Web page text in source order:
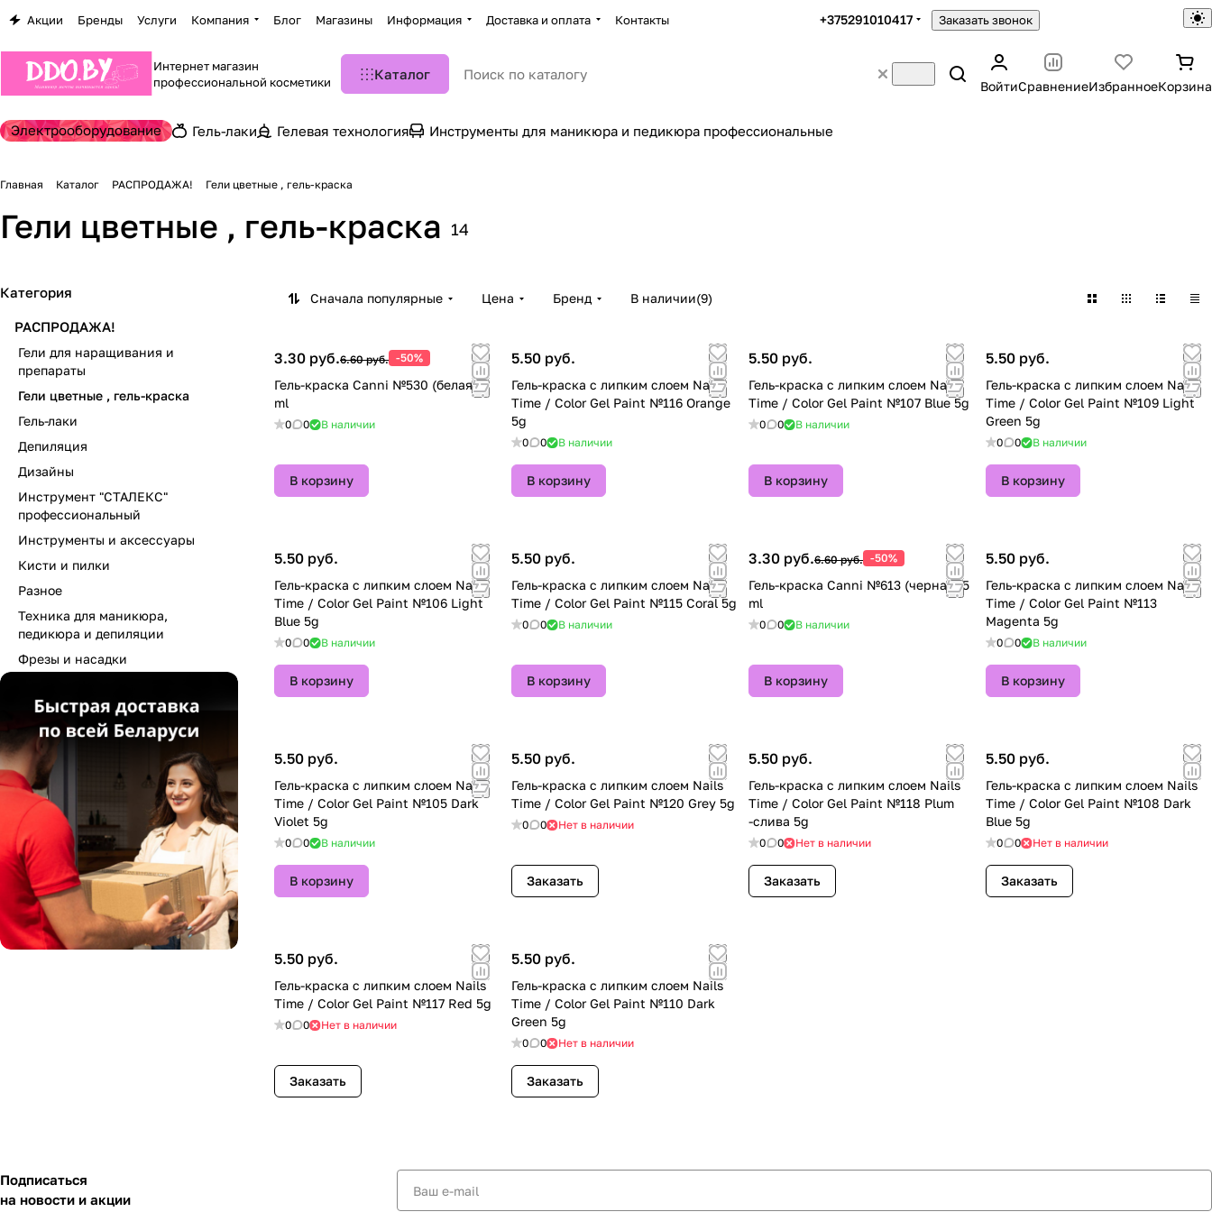
Акции Бренды Услуги Компания Блог Магазины Информация Доставка и оплата Контакты +375291010417 Заказать звонок
Интернет магазин
профессиональной косметики
Каталог
ВойтиСравнениеИзбранноеКорзина
Электрооборудование Гель-лаки Гелевая технология Инструменты для маникюра и педикюра профессиональные
Главная Каталог РАСПРОДАЖА! Гели цветные , гель-краска
Гели цветные , гель-краска 14
Сначала популярные Цена Бренд В наличии(9)
3.30 руб.6.60 руб. -50%
Гель-краска Canni №530 (белая) 5
ml
0 0 В наличии
В корзину
5.50 руб.
Гель-краска с липким слоем Nails
Time / Color Gel Paint №116 Orange
5g
0 0 В наличии
В корзину
5.50 руб.
Гель-краска с липким слоем Nails
Time / Color Gel Paint №107 Blue 5g
0 0 В наличии
В корзину
5.50 руб.
Гель-краска с липким слоем Nails
Time / Color Gel Paint №109 Light
Green 5g
0 0 В наличии
В корзину
5.50 руб.
Гель-краска с липким слоем Nails
Time / Color Gel Paint №106 Light
Blue 5g
0 0 В наличии
В корзину
5.50 руб.
Гель-краска с липким слоем Nails
Time / Color Gel Paint №115 Coral 5g
0 0 В наличии
В корзину
3.30 руб.6.60 руб. -50%
Гель-краска Canni №613 (черная) 5
ml
0 0 В наличии
В корзину
5.50 руб.
Гель-краска с липким слоем Nails
Time / Color Gel Paint №113
Magenta 5g
0 0 В наличии
В корзину
5.50 руб.
Гель-краска с липким слоем Nails
Time / Color Gel Paint №105 Dark
Violet 5g
0 0 В наличии
В корзину
5.50 руб.
Гель-краска с липким слоем Nails
Time / Color Gel Paint №120 Grey 5g
0 0 Нет в наличии
Заказать
5.50 руб.
Гель-краска с липким слоем Nails
Time / Color Gel Paint №118 Plum
-слива 5g
0 0 Нет в наличии
Заказать
5.50 руб.
Гель-краска с липким слоем Nails
Time / Color Gel Paint №108 Dark
Blue 5g
0 0 Нет в наличии
Заказать
5.50 руб.
Гель-краска с липким слоем Nails
Time / Color Gel Paint №117 Red 5g
0 0 Нет в наличии
Заказать
5.50 руб.
Гель-краска с липким слоем Nails
Time / Color Gel Paint №110 Dark
Green 5g
0 0 Нет в наличии
Заказать
Категория
РАСПРОДАЖА!
Гели для наращивания и
препараты
Гели цветные , гель-краска
Гель-лаки
Депиляция
Дизайны
Инструмент "СТАЛЕКС"
профессиональный
Инструменты и аксессуары
Кисти и пилки
Разное
Техника для маникюра,
педикюра и депиляции
Фрезы и насадки
Подписаться
на новости и акции